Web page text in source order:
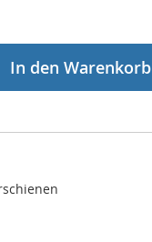
In den Warenkorb